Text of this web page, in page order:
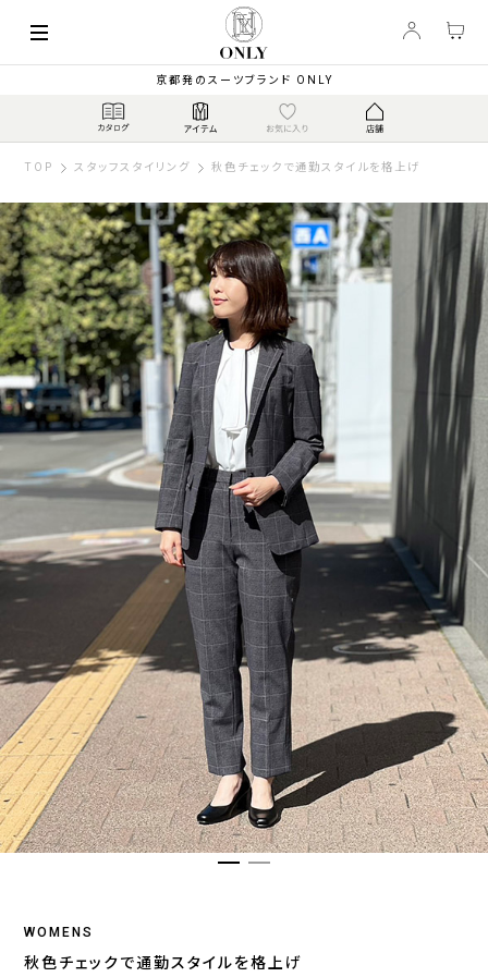
京都発のスーツブランド ONLY
TOP スタッフスタイリング 秋色チェックで通勤スタイルを格上げ
WOMENS
秋色チェックで通勤スタイルを格上げ